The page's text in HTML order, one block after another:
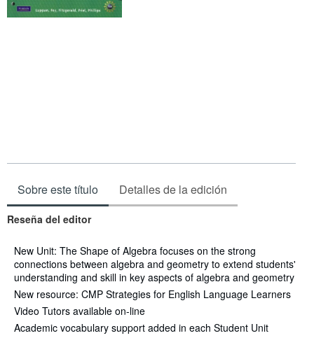
Sobre este título Detalles de la edición
Reseña del editor
New Unit: The Shape of Algebra focuses on the strong
connections between algebra and geometry to extend students'
understanding and skill in key aspects of algebra and geometry
New resource: CMP Strategies for English Language Learners
Video Tutors available on-line
Academic vocabulary support added in each Student Unit